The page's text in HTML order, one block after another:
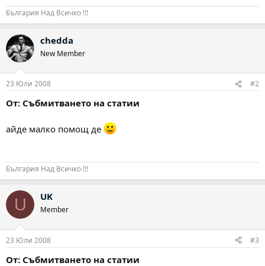
България Над Всичко !!!
chedda
New Member
23 Юли 2008 #2
От: Събмитването на статии
айде малко помощ де
България Над Всичко !!!
U UK
Member
23 Юли 2008 #3
От: Събмитването на статии